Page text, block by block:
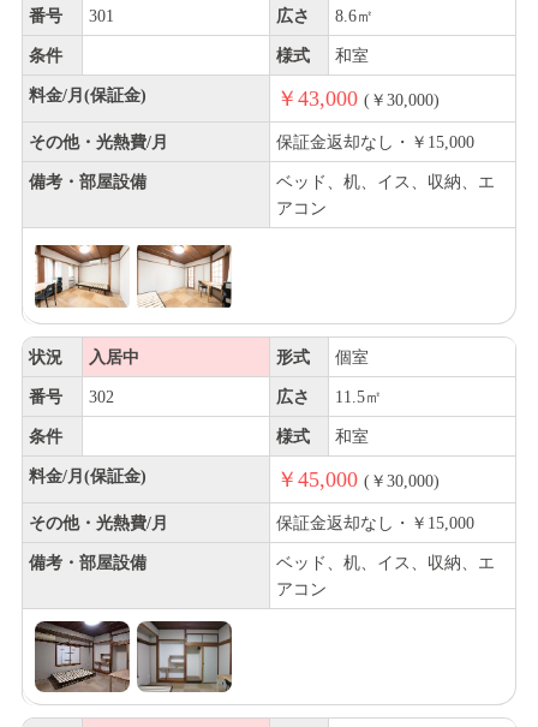
番号 301 広さ 8.6㎡
条件 様式 和室
料金/月(保証金) ￥43,000 (￥30,000)
その他・光熱費/月 保証金返却なし・￥15,000
備考・部屋設備
ベッド、机、イス、収納、エ
アコン
状況 入居中 形式 個室
番号 302 広さ 11.5㎡
条件 様式 和室
料金/月(保証金) ￥45,000 (￥30,000)
その他・光熱費/月 保証金返却なし・￥15,000
備考・部屋設備
ベッド、机、イス、収納、エ
アコン